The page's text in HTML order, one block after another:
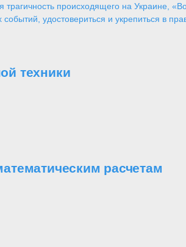
происходящего на Украине,
удостовериться и укрепиться в
техники
расчетам